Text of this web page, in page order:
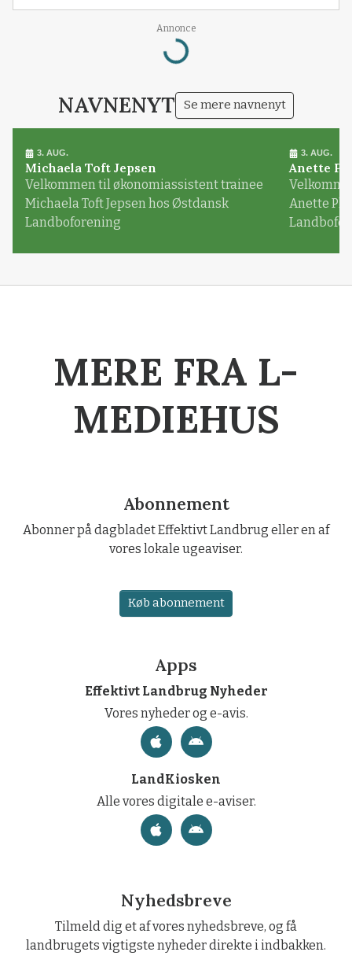
Annonce
Loading...
NAVNENYT Se mere navnenyt
3. AUG.
Michaela Toft Jepsen
Velkommen til økonomiassistent trainee
Michaela Toft Jepsen hos Østdansk
Landboforening
3. AUG.
Anette
Anette
MERE FRA L-
MEDIEHUS
Abonnement
Abonner på dagbladet Effektivt Landbrug eller en af
vores lokale ugeaviser.
Køb abonnement
Apps
Effektivt Landbrug Nyheder
Vores nyheder og e-avis.
LandKiosken
Alle vores digitale e-aviser.
Nyhedsbreve
Tilmeld dig et af vores nyhedsbreve, og få
landbrugets vigtigste nyheder direkte i indbakken.